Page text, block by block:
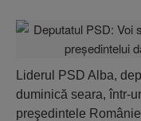
Liderul PSD Alba,
duminică seara, într-
preşedintele